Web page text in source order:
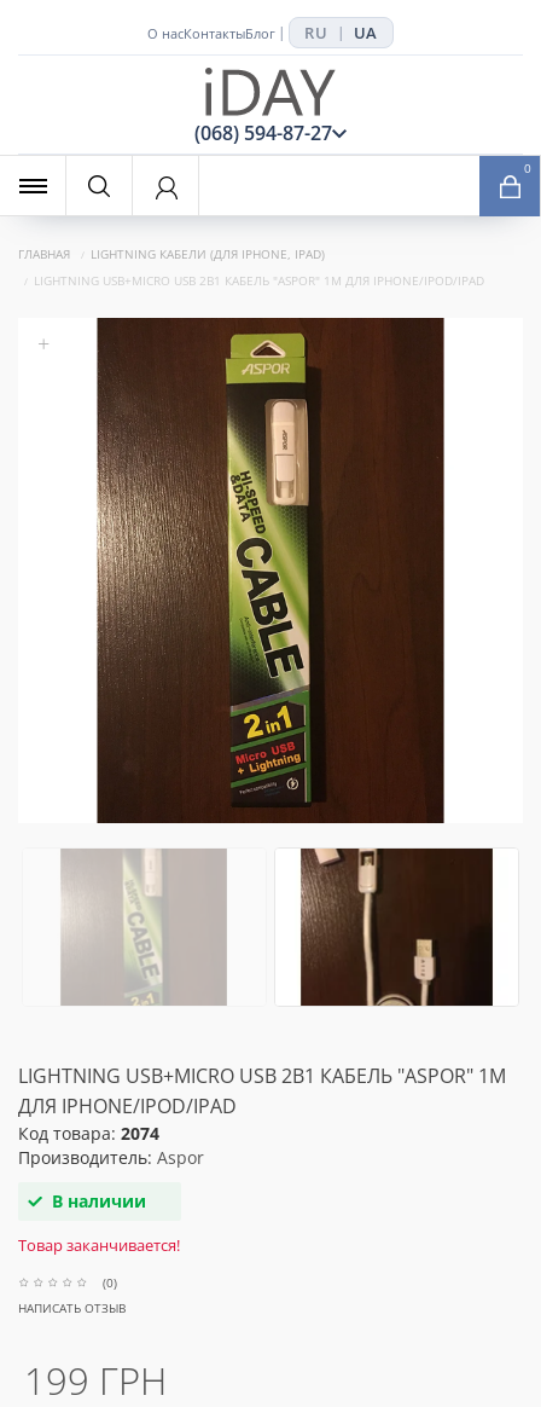
О насКонтактыБлог | RU | UA
(068) 594-87-27
0
ГЛАВНАЯ
LIGHTNING КАБЕЛИ (ДЛЯ IPHONE, IPAD)
LIGHTNING USB+MICRO USB 2В1 КАБЕЛЬ "ASPOR" 1M ДЛЯ IPHONE/IPOD/IPAD
+
LIGHTNING USB+MICRO USB 2В1 КАБЕЛЬ "ASPOR" 1M
ДЛЯ IPHONE/IPOD/IPAD
Код товара: 2074
Производитель: Aspor
В наличии
Товар заканчивается!
(0)
НАПИСАТЬ ОТЗЫВ
199 ГРН